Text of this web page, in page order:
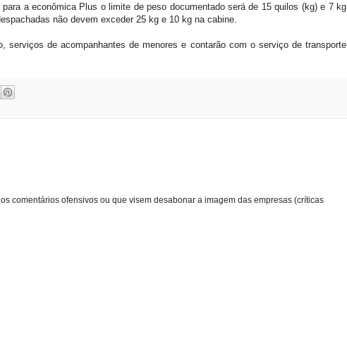
a econômica Plus o limite de peso documentado será de 15 quilos (kg) e 7 kg
não devem exceder 25 kg e 10 kg na cabine.
serviços de acompanhantes de menores e contarão com o serviço de transporte
comentários ofensivos ou que visem desabonar a imagem das empresas (críticas